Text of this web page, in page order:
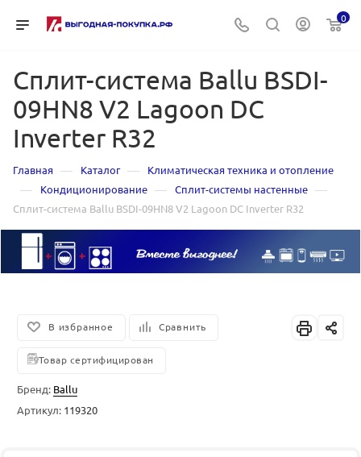
0
Сплит-система Ballu BSDI-
09HN8 V2 Lagoon DC
Inverter R32
Главная — Каталог — Климатическая техника и отопление
— Кондиционирование — Сплит-системы настенные —
Сплит-система Ballu BSDI-09HN8 V2 Lagoon DC Inverter R32
В избранное Сравнить
Товар сертифицирован
Бренд: Ballu
Артикул: 119320